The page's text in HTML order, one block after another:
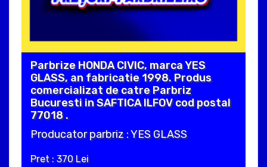
Parbrize HONDA CIVIC, marca YES
GLASS, an fabricatie 1998. Produs
comercializat de catre Parbriz
Bucuresti in SAFTICA ILFOV cod postal
77018 .
Producator parbriz : YES GLASS
Pret : 370 Lei